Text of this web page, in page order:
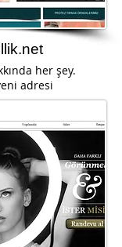
her şey.
adresi